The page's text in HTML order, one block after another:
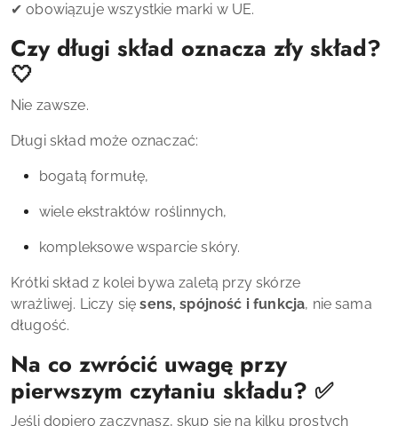
✔ obowiązuje wszystkie marki w UE.
Czy długi skład oznacza zły skład?
🤍
Nie zawsze.
Długi skład może oznaczać:
bogatą formułę,
wiele ekstraktów roślinnych,
kompleksowe wsparcie skóry.
Krótki skład z kolei bywa zaletą przy skórze
wrażliwej. Liczy sięsens, spójność i funkcja, nie sama
długość.
Na co zwrócić uwagę przy
pierwszym czytaniu składu? ✅
Jeśli dopiero zaczynasz, skup się na kilku prostych